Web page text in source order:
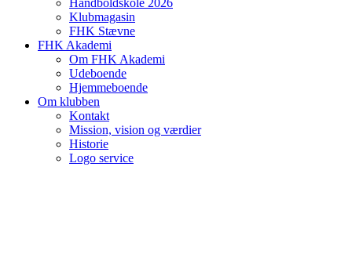
Håndboldskole 2026
Klubmagasin
FHK Stævne
FHK Akademi
Om FHK Akademi
Udeboende
Hjemmeboende
Om klubben
Kontakt
Mission, vision og værdier
Historie
Logo service